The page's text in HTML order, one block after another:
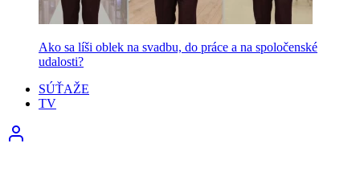
Ako sa líši oblek na svadbu, do práce a na spoločenské
udalosti?
SÚŤAŽE
TV